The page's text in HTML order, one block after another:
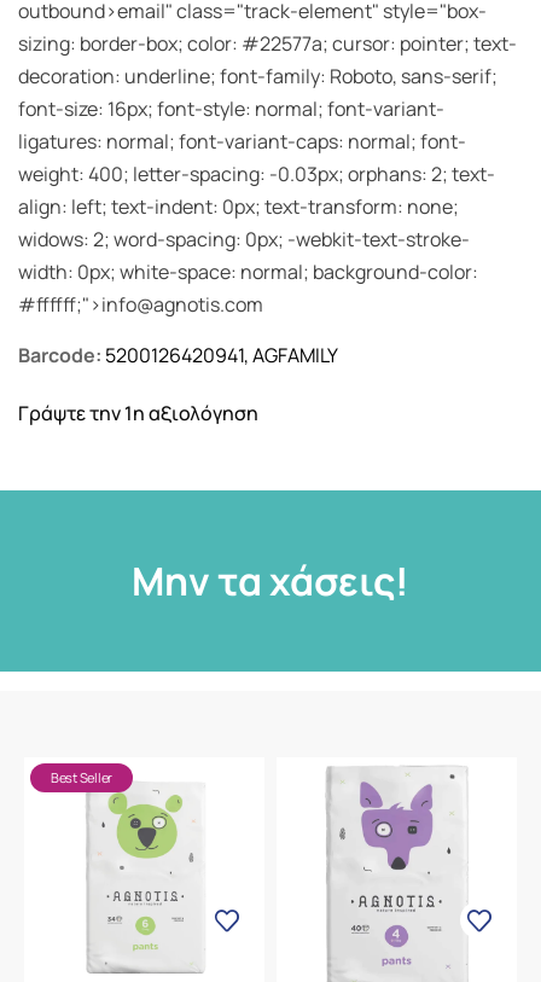
outbound>email" class="track-element" style="box-
sizing: border-box; color: #22577a; cursor: pointer; text-
decoration: underline; font-family: Roboto, sans-serif;
font-size: 16px; font-style: normal; font-variant-
ligatures: normal; font-variant-caps: normal; font-
weight: 400; letter-spacing: -0.03px; orphans: 2; text-
align: left; text-indent: 0px; text-transform: none;
widows: 2; word-spacing: 0px; -webkit-text-stroke-
width: 0px; white-space: normal; background-color:
#ffffff;">info@agnotis.com
Barcode: 5200126420941, AGFAMILY
Γράψτε την 1η αξιολόγηση
Μην τα χάσεις!
Best Seller